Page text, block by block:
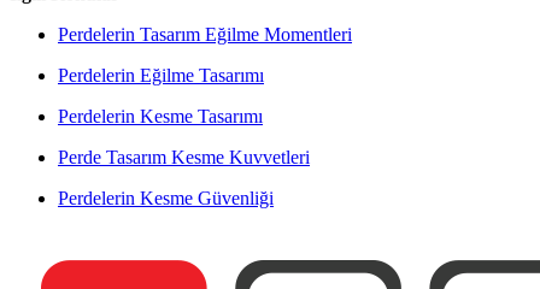
Perdelerin Tasarım Eğilme Momentleri
Perdelerin Eğilme Tasarımı
Perdelerin Kesme Tasarımı
Perde Tasarım Kesme Kuvvetleri
Perdelerin Kesme Güvenliği